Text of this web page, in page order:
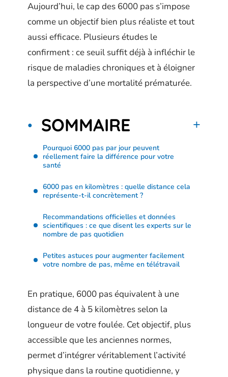
Aujourd’hui, le cap des 6000 pas s’impose
comme un objectif bien plus réaliste et tout
aussi efficace. Plusieurs études le
confirment : ce seuil suffit déjà à infléchir le
risque de maladies chroniques et à éloigner
la perspective d’une mortalité prématurée.
SOMMAIRE
Pourquoi 6000 pas par jour peuvent
réellement faire la différence pour votre
santé
6000 pas en kilomètres : quelle distance cela
représente-t-il concrètement ?
Recommandations officielles et données
scientifiques : ce que disent les experts sur le
nombre de pas quotidien
Petites astuces pour augmenter facilement
votre nombre de pas, même en télétravail
En pratique, 6000 pas équivalent à une
distance de 4 à 5 kilomètres selon la
longueur de votre foulée. Cet objectif, plus
accessible que les anciennes normes,
permet d’intégrer véritablement l’activité
physique dans la routine quotidienne, y